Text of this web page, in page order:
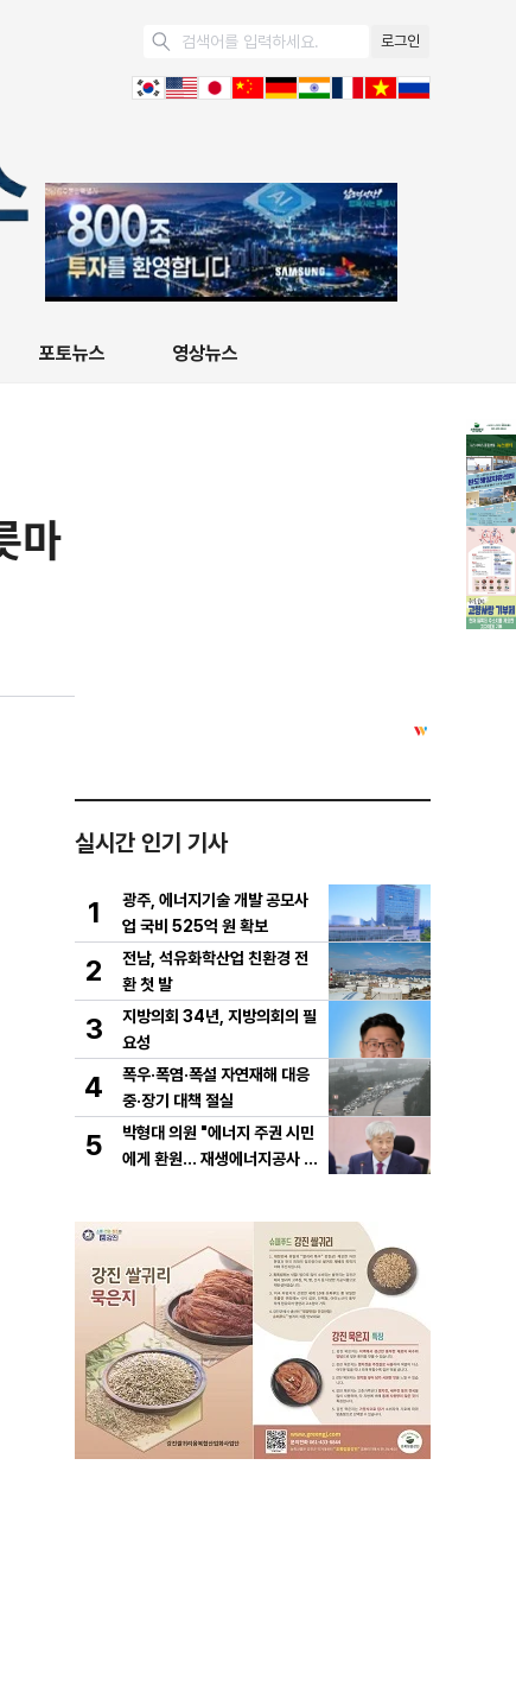
로그인
포토뉴스 영상뉴스
마
실시간 인기 기사
1
광주, 에너지기술 개발 공모사
업 국비 525억 원 확보
2
전남, 석유화학산업 친환경 전
환 첫 발
3
지방의회 34년, 지방의회의 필
요성
4
폭우·폭염·폭설 자연재해 대응
중·장기 대책 절실
5
박형대 의원 "에너지 주권 시민
에게 환원... 재생에너지공사 서